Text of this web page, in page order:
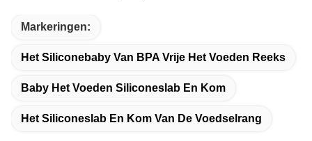
Markeringen:
Het Siliconebaby Van BPA Vrije Het Voeden Reeks
Baby Het Voeden Siliconeslab En Kom
Het Siliconeslab En Kom Van De Voedselrang